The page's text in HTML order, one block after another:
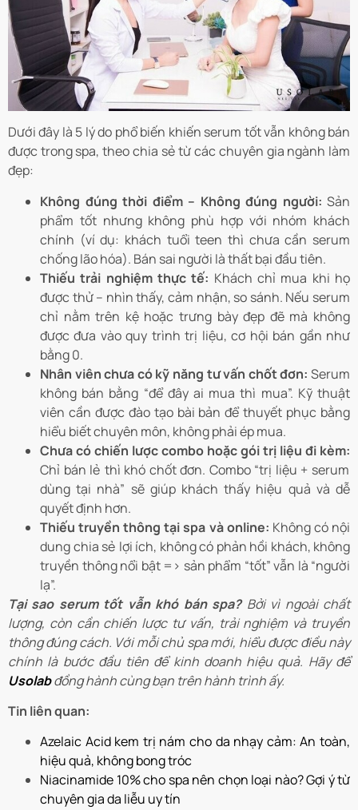
Dưới đây là 5 lý do phổ biến khiến serum tốt vẫn không bán
được trong spa, theo chia sẻ từ các chuyên gia ngành làm
đẹp:
Không đúng thời điểm – Không đúng người: Sản
phẩm tốt nhưng không phù hợp với nhóm khách
chính (ví dụ: khách tuổi teen thì chưa cần serum
chống lão hóa). Bán sai người là thất bại đầu tiên.
Thiếu trải nghiệm thực tế: Khách chỉ mua khi họ
được thử – nhìn thấy, cảm nhận, so sánh. Nếu serum
chỉ nằm trên kệ hoặc trưng bày đẹp đẽ mà không
được đưa vào quy trình trị liệu, cơ hội bán gần như
bằng 0.
Nhân viên chưa có kỹ năng tư vấn chốt đơn: Serum
không bán bằng “để đây ai mua thì mua”. Kỹ thuật
viên cần được đào tạo bài bản để thuyết phục bằng
hiểu biết chuyên môn, không phải ép mua.
Chưa có chiến lược combo hoặc gói trị liệu đi kèm:
Chỉ bán lẻ thì khó chốt đơn. Combo “trị liệu + serum
dùng tại nhà” sẽ giúp khách thấy hiệu quả và dễ
quyết định hơn.
Thiếu truyền thông tại spa và online: Không có nội
dung chia sẻ lợi ích, không có phản hồi khách, không
truyền thông nổi bật => sản phẩm “tốt” vẫn là “người
lạ”.
Tại sao serum tốt vẫn khó bán spa?Bởi vì ngoài chất
lượng, còn cần chiến lược tư vấn, trải nghiệm và truyền
thông đúng cách. Với mỗi chủ spa mới, hiểu được điều này
chính là bước đầu tiên để kinh doanh hiệu quả. Hãy để
Usolabđồng hành cùng bạn trên hành trình ấy.
Tin liên quan:
Azelaic Acid kem trị nám cho da nhạy cảm: An toàn,
hiệu quả, không bong tróc
Niacinamide 10% cho spa nên chọn loại nào? Gợi ý từ
chuyên gia da liễu uy tín